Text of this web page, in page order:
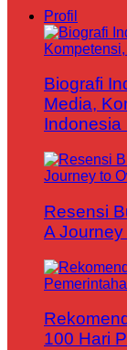
Profil
Biografi
Media,
Indonesia
Resensi
A
100 Hari